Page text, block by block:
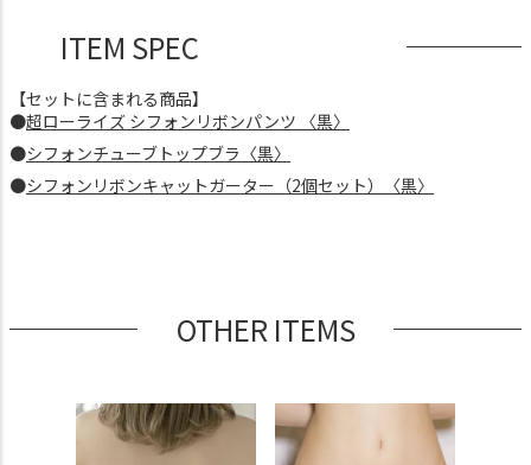
ITEM SPEC
【セットに含まれる商品】
●超ローライズ シフォンリボンパンツ 〈黒〉
●シフォンチューブトップブラ〈黒〉
●シフォンリボンキャットガーター（2個セット）〈黒〉
OTHER ITEMS